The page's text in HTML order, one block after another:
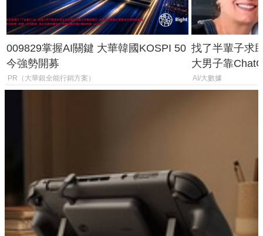
009829掌握AI關鍵 大華韓國KOSPI 50
今強勢開募
PR（大華銀全能行銷方案）
找了半輩子求
大男子靠
年家人
AI/大數據